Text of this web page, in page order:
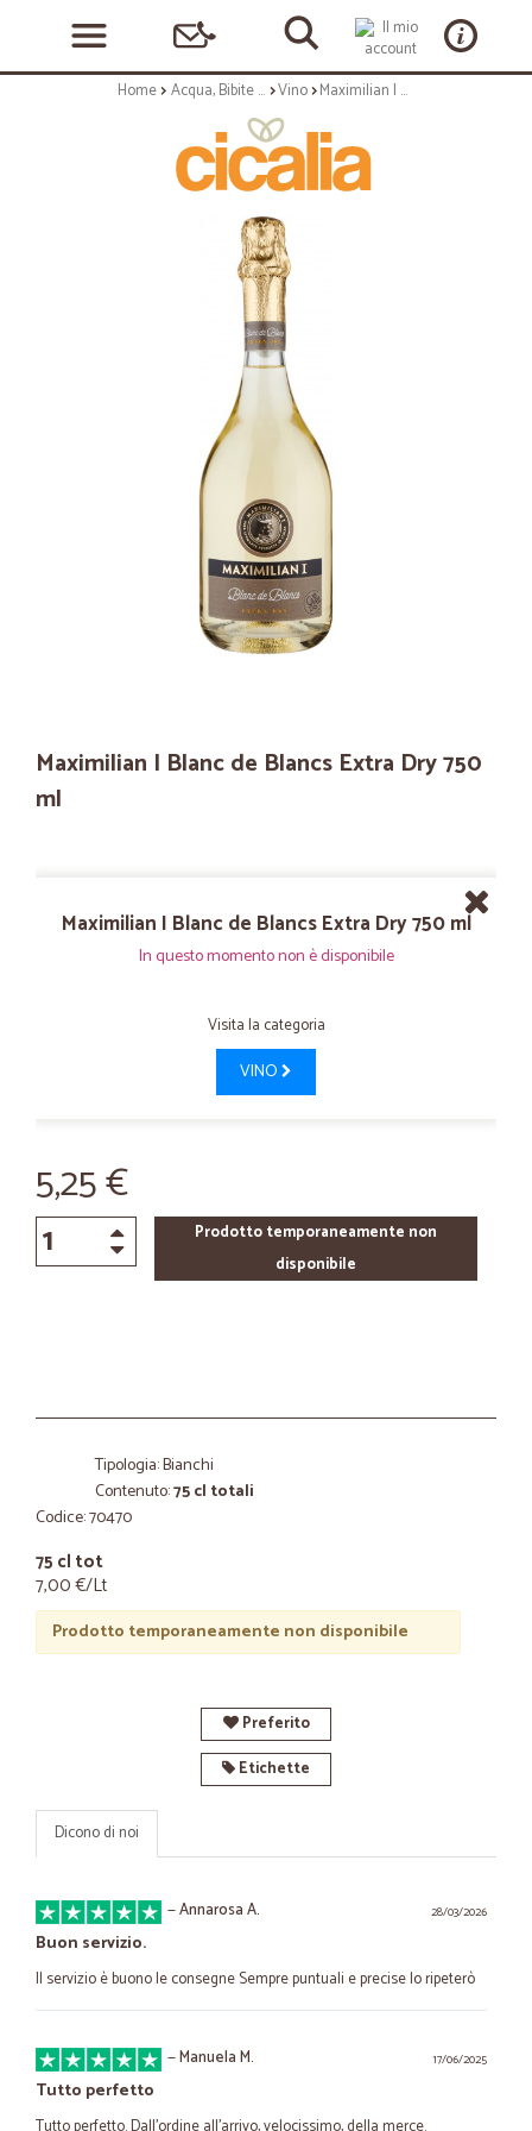
Home Acqua, Bibite e Alcolici Vino Maximilian I Blanc de Blancs Extra Dry 750 ml
Maximilian I Blanc de Blancs Extra Dry 750
ml
Maximilian I Blanc de Blancs Extra Dry 750 ml
In questo momento non è disponibile
Visita la categoria
VINO
5,25 €
Prodotto temporaneamente non
disponibile
Tipologia: Bianchi
Contenuto:75 cl totali
Codice: 70470
75 cl tot
7,00 €/Lt
Prodotto temporaneamente non disponibile
Preferito
Etichette
Dicono di noi
28/03/2026
—Annarosa A.
Buon servizio.
Il servizio è buono le consegne Sempre puntuali e precise lo ripeterò
17/06/2025
—Manuela M.
Tutto perfetto